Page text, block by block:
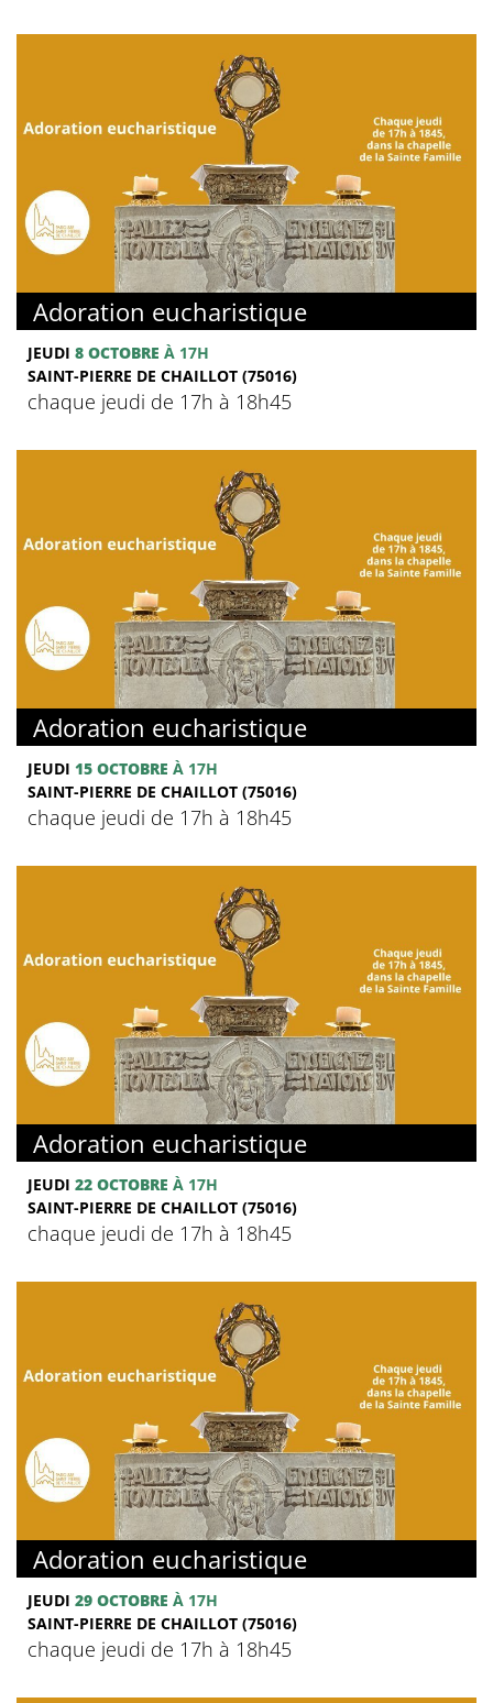
Adoration eucharistique
JEUDI 8 OCTOBRE À 17H
SAINT-PIERRE DE CHAILLOT (75016)
chaque jeudi de 17h à 18h45
Adoration eucharistique
JEUDI 15 OCTOBRE À 17H
SAINT-PIERRE DE CHAILLOT (75016)
chaque jeudi de 17h à 18h45
Adoration eucharistique
JEUDI 22 OCTOBRE À 17H
SAINT-PIERRE DE CHAILLOT (75016)
chaque jeudi de 17h à 18h45
Adoration eucharistique
JEUDI 29 OCTOBRE À 17H
SAINT-PIERRE DE CHAILLOT (75016)
chaque jeudi de 17h à 18h45